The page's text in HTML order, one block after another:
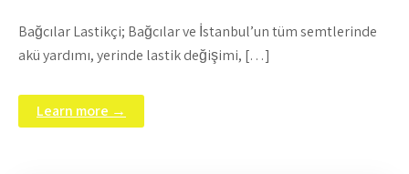
Bağcılar Lastikçi; Bağcılar ve İstanbul’un tüm semtlerinde
akü yardımı, yerinde lastik değişimi, […]
Learn more →